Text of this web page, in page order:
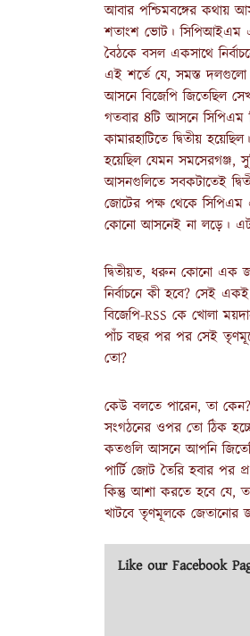
আবার পশ্চিমবঙ্গের কথায়
শতাংশ ভোট। সিপিআইএম
বৈঠকে বসল একসাথে
এই শর্তে যে, সমস্ত
আসনে বিজেপি জিতেছিল
গতবার ৪টি আসনে সিপিএম
কামারহাটিতে দ্বিতীয়
হয়েছিল যেমন সমসেরগঞ্জ,
আসনগুলিতে সবকটাতেই
জোটের পক্ষ থেকে সিপিএম
কোনো আসনেই না লড়ে।
দ্বিতীয়ত, ধরুন কোনো এক
নির্বাচনে কী হবে? সেই
বিজেপি-RSS কে খোলা
পাঁচ বছর পর পর সেই
তো?
কেউ বলতে পারেন, তা
সংগঠনের ওপর তো ঠিক
কতগুলি আসনে আপনি
পার্টি জোট তৈরি হবার পর
কিন্তু আশা করতে হবে যে,
খাটবে তৃণমূলকে জেতানোর
Like our Facebook